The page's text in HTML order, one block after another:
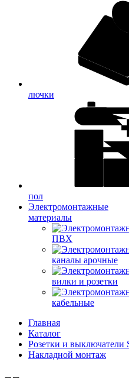
лючки
пол
Электромонтажные
материалы
ПВХ
каналы арочные
вилки и розетки
кабельные
Главная
Каталог
Розетки и выключатели
Накладной монтаж